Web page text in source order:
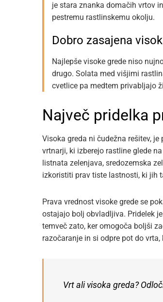
je stara znanka domačih vrtov
pestremu rastlinskemu okolju.
Dobro zasajena
Najlepše visoke grede niso
drugo. Solata med višjimi
cvetlice pa medtem privabljajo
Največ pridelka
Visoka greda ni čudežna rešitev,
vrtnarji, ki izberejo rastline glede
listnata zelenjava, sredozemska
izkoristiti prav tiste lastnosti, ki jih
Prava vrednost visoke grede se
ostajajo bolj obvladljiva. Pridelek
temveč zato, ker omogoča boljši
razočaranje in si odpre pot do
Vrt ali visoka greda?